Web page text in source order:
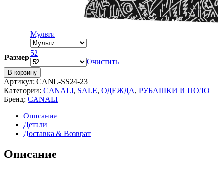
Мульти
Размер
52
Очистить
В корзину
Артикул: CANL-SS24-23
Категории: CANALI, SALE, ОДЕЖДА, РУБАШКИ И ПОЛО
Бренд: CANALI
Описание
Детали
Доставка & Возврат
Описание